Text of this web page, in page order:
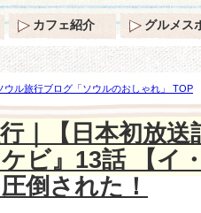
ル旅行ブログ「ソウルのおしゃれ」 TOP
トッケビ』13話 【イ・ドンウク】ワンヨの
｜【日本初放送
ケビ』13話 【イ
倒された！
カフェ紹介 グルメス